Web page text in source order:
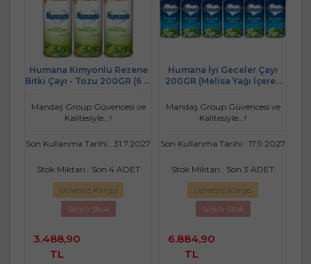
Humana Kimyonlu Rezene
Bitki Çayı - Tozu 200GR (6 Lı
Mandaş Group Güvencesi ve
Kalitesiyle...!
Son Kullanma Tarihi : 31.7.2027
Stok Miktarı : Son 4 ADET
Ücretsiz Kargo
Sınırlı Stok
3.488,90
TL
Humana İyi Geceler Çayı
200GR (Melisa Yağı İçeren
(12 Li Set)
Mandaş Group Güvencesi ve
Kalitesiyle...!
Son Kullanma Tarihi : 17.9.2027
Stok Miktarı : Son 3 ADET
Ücretsiz Kargo
Sınırlı Stok
6.884,90
TL